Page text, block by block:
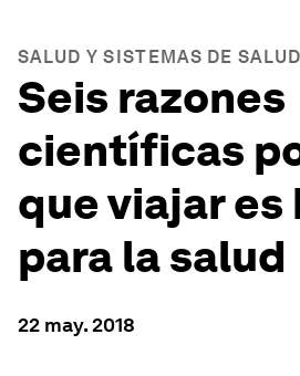
SALUD Y SISTEMAS DE SALUD
Seis razones
científicas
que viajar es
para la salud
22 may. 2018